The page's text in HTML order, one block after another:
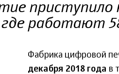
приступило
где работают
Фабрика цифровой
декабря 2018 года в